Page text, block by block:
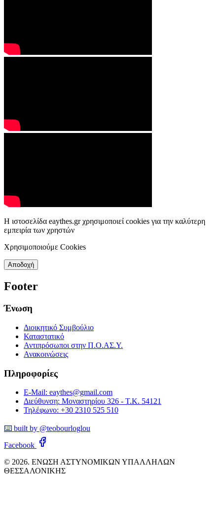
Η ιστοσελίδα eaythes.gr χρησιμοποιεί cookies για την καλύτερη
εμπειρία των χρηστών
Χρησιμοποιούμε Cookies
Αποδοχή
Footer
Ένωση
Διοικητικό Συμβούλιο
Καταστατικό
Αντιπρόσωποι στην Π.Ο.ΑΣ.Υ.
Ανακοινώσεις
Πληροφορίες
E-Mail: eaythes@gmail.com
Διεύθυνση: Μοναστηρίου 326 - Τ.Κ. 54121
Τηλέφωνο: +30 2310 525 510
⌨️ built by @teobourloglou
Facebook
© 2026. ΕΝΩΣΗ ΑΣΤΥΝΟΜΙΚΩΝ ΥΠΑΛΛΗΛΩΝ
ΘΕΣΣΑΛΟΝΙΚΗΣ